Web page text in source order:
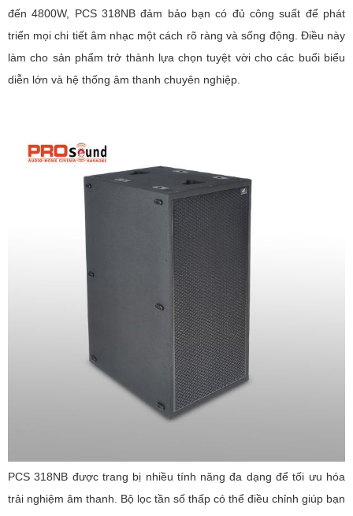
đến 4800W, PCS 318NB đảm bảo bạn có đủ công suất để phát
triển mọi chi tiết âm nhạc một cách rõ ràng và sống động. Điều này
làm cho sản phẩm trở thành lựa chọn tuyệt vời cho các buổi biểu
diễn lớn và hệ thống âm thanh chuyên nghiệp.
PCS 318NB được trang bị nhiều tính năng đa dạng để tối ưu hóa
trải nghiệm âm thanh. Bộ lọc tần số thấp có thể điều chỉnh giúp bạn